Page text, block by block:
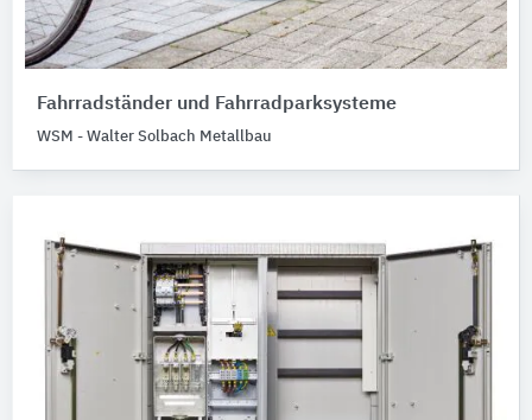
Fahrradständer und Fahrradparksysteme
WSM - Walter Solbach Metallbau